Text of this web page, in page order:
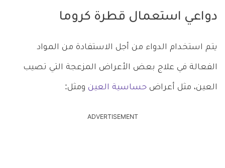
دواعي استعمال قطرة كروما
يتم استخدام الدواء من أجل الاستفادة من المواد
الفعالة في علاج بعض الأعراض المزعجة التي تصيب
العين، مثل أعراض حساسية العين ومثل:
ADVERTISEMENT